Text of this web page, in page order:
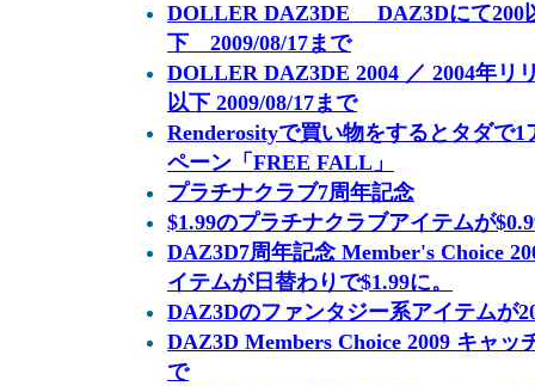
DOLLER DAZ3DE DAZ3Dにて200
下 2009/08/17まで
DOLLER DAZ3DE 2004 ／ 2004年リ
以下 2009/08/17まで
Renderosityで買い物をするとタダで
ペーン「FREE FALL」
プラチナクラブ7周年記念
$1.99のプラチナクラブアイテムが
DAZ3D7周年記念 Member's Choice
イテムが日替わりで$1.99に。
DAZ3Dのファンタジー系アイテムが
DAZ3D Members Choice 2009 キャッ
で